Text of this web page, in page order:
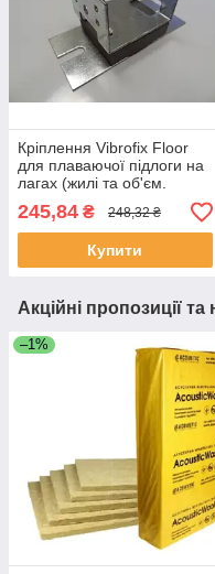
Кріплення Vibrofix Floor
для плаваючої підлоги на
лагах (жилі та об'єм.
приміщення)
245,84 ₴ 248,32 ₴
Купити
Акційні пропозиції
–1%